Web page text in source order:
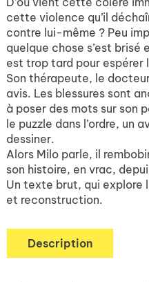
cette violence qu’il
contre lui-même ? Peu
quelque chose s’est brisé
est trop tard pour espérer
Son thérapeute, le
avis. Les blessures sont
à poser des mots sur son
le puzzle dans l’ordre, un
dessiner.
Alors Milo parle, il
son histoire, en vrac,
Un texte brut, qui explore
et reconstruction.
Description